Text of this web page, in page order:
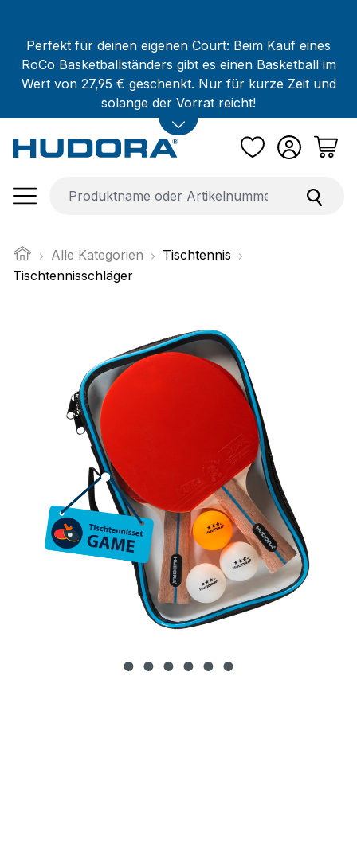
Perfekt für deinen eigenen Court: Beim Kauf eines
RoCo Basketballständers gibt es einen Basketball im
Wert von 27,95 € geschenkt. Nur für kurze Zeit und
solange der Vorrat reicht!
Alle Kategorien
Tischtennis
Tischtennisschläger